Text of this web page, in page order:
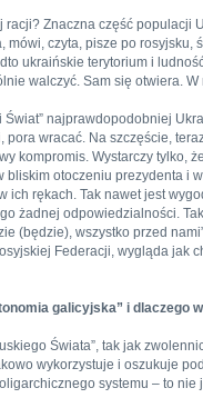
racji? Znaczna część populacji
mówi, czyta, pisze po rosyjsku,
ukraińskie terytorium i
walczyć. Sam się otwiera.
Świat” najprawdopodobniej
pora wracać. Na szczęście,
kompromis. Wystarczy tylko,
bliskim otoczeniu prezydenta i
ich rękach. Tak nawet jest
żadnej odpowiedzialności.
(będzie), wszystko przed
Federacji, wygląda jak
galicyjska” i dlaczego
Świata”, tak jak
wykorzystuje i oszukuje
systemu – to